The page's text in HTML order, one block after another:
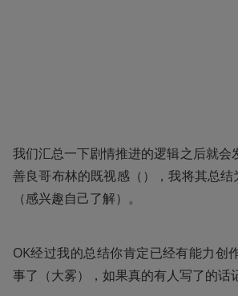
我们汇总一下剧情推进的逻辑之后就会
善良哥布林的既视感（），我将其总结
（感兴趣自己了解）。
OK经过我的总结你肯定已经有能力创
事了（大雾），如果真的有人写了的话